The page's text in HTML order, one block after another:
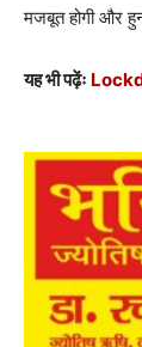
मजबूत होगी और
यह भी पढ़ेंः